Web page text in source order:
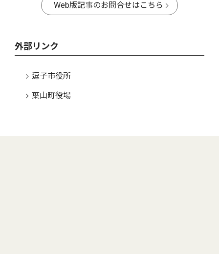
Web版記事のお問合せはこちら
外部リンク
逗子市役所
葉山町役場